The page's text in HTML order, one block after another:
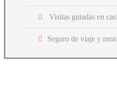
Visitas guiadas en
Seguro de viaje y